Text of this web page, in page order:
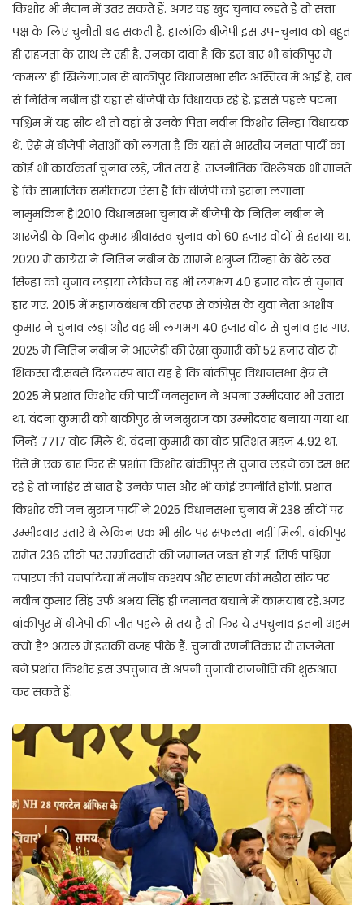
किशोर भी मैदान में उतर सकते हैं. अगर वह खुद चुनाव लड़ते हैं तो सत्ता
पक्ष के लिए चुनौती बढ़ सकती है. हालांकि बीजेपी इस उप-चुनाव को बहुत
ही सहजता के साथ ले रही है. उनका दावा है कि इस बार भी बांकीपुर में
‘कमल’ ही खिलेगा.जब से बांकीपुर विधानसभा सीट अस्तित्व में आई है, तब
से नितिन नबीन ही यहां से बीजेपी के विधायक रहे हैं. इससे पहले पटना
पश्चिम में यह सीट थी तो वहां से उनके पिता नवीन किशोर सिन्हा विधायक
थे. ऐसे में बीजेपी नेताओं को लगता है कि यहां से भारतीय जनता पार्टी का
कोई भी कार्यकर्ता चुनाव लड़े, जीत तय है. राजनीतिक विश्लेषक भी मानते
हैं कि सामाजिक समीकरण ऐसा है कि बीजेपी को हराना लगाना
नामुमकिन है।2010 विधानसभा चुनाव में बीजेपी के नितिन नबीन ने
आरजेडी के विनोद कुमार श्रीवास्तव चुनाव को 60 हजार वोटों से हराया था.
2020 में कांग्रेस ने नितिन नबीन के सामने शत्रुघ्न सिन्हा के बेटे लव
सिन्हा को चुनाव लड़ाया लेकिन वह भी लगभग 40 हजार वोट से चुनाव
हार गए. 2015 में महागठबंधन की तरफ से कांग्रेस के युवा नेता आशीष
कुमार ने चुनाव लड़ा और वह भी लगभग 40 हजार वोट से चुनाव हार गए.
2025 में नितिन नबीन ने आरजेडी की रेखा कुमारी को 52 हजार वोट से
शिकस्त दी.सबसे दिलचस्प बात यह है कि बांकीपुर विधानसभा क्षेत्र से
2025 में प्रशांत किशोर की पार्टी जनसुराज ने अपना उम्मीदवार भी उतारा
था. वंदना कुमारी को बांकीपुर से जनसुराज का उम्मीदवार बनाया गया था.
जिन्हें 7717 वोट मिले थे. वंदना कुमारी का वोट प्रतिशत महज 4.92 था.
ऐसे में एक बार फिर से प्रशांत किशोर बांकीपुर से चुनाव लड़ने का दम भर
रहे हैं तो जाहिर से बात है उनके पास और भी कोई रणनीति होगी. प्रशांत
किशोर की जन सुराज पार्टी ने 2025 विधानसभा चुनाव में 238 सीटों पर
उम्मीदवार उतारे थे लेकिन एक भी सीट पर सफलता नहीं मिली. बांकीपुर
समेत 236 सीटों पर उम्मीदवारों की जमानत जब्त हो गई. सिर्फ पश्चिम
चंपारण की चनपटिया में मनीष कश्यप और सारण की मढ़ौरा सीट पर
नवीन कुमार सिंह उर्फ अभय सिंह ही जमानत बचाने में कामयाब रहे.अगर
बांकीपुर में बीजेपी की जीत पहले से तय है तो फिर ये उपचुनाव इतनी अहम
क्यों है? असल में इसकी वजह पीके हैं. चुनावी रणनीतिकार से राजनेता
बने प्रशांत किशोर इस उपचुनाव से अपनी चुनावी राजनीति की शुरुआत
कर सकते हैं.